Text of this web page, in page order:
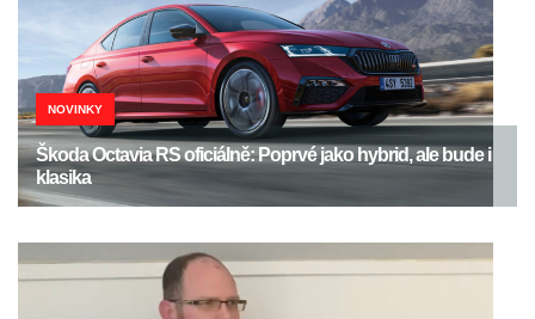
NOVINKY
Škoda Octavia RS oficiálně: Poprvé jako hybrid, ale bude i
klasika